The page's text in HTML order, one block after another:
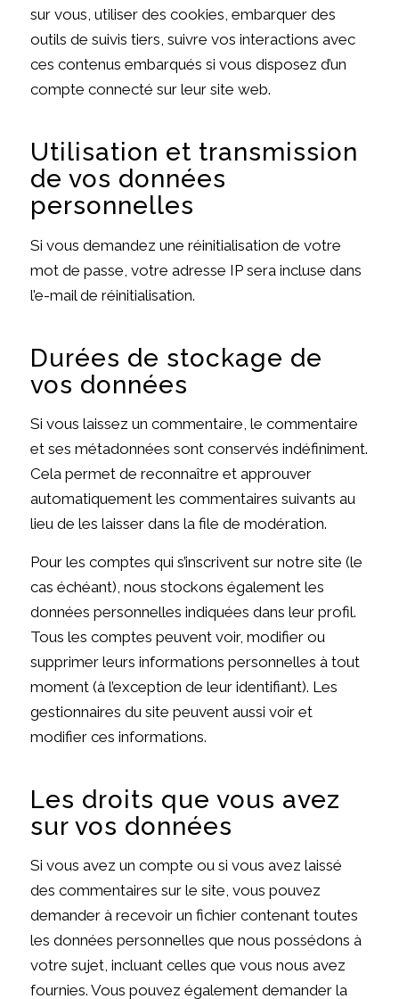
sur vous, utiliser des cookies, embarquer des
outils de suivis tiers, suivre vos interactions avec
ces contenus embarqués si vous disposez d’un
compte connecté sur leur site web.
Utilisation et transmission
de vos données
personnelles
Si vous demandez une réinitialisation de votre
mot de passe, votre adresse IP sera incluse dans
l’e-mail de réinitialisation.
Durées de stockage de
vos données
Si vous laissez un commentaire, le commentaire
et ses métadonnées sont conservés indéfiniment.
Cela permet de reconnaître et approuver
automatiquement les commentaires suivants au
lieu de les laisser dans la file de modération.
Pour les comptes qui s’inscrivent sur notre site (le
cas échéant), nous stockons également les
données personnelles indiquées dans leur profil.
Tous les comptes peuvent voir, modifier ou
supprimer leurs informations personnelles à tout
moment (à l’exception de leur identifiant). Les
gestionnaires du site peuvent aussi voir et
modifier ces informations.
Les droits que vous avez
sur vos données
Si vous avez un compte ou si vous avez laissé
des commentaires sur le site, vous pouvez
demander à recevoir un fichier contenant toutes
les données personnelles que nous possédons à
votre sujet, incluant celles que vous nous avez
fournies. Vous pouvez également demander la